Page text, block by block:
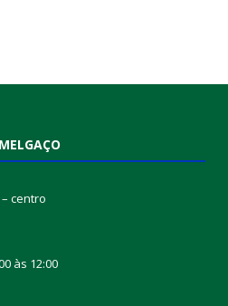
centro
às 12:00